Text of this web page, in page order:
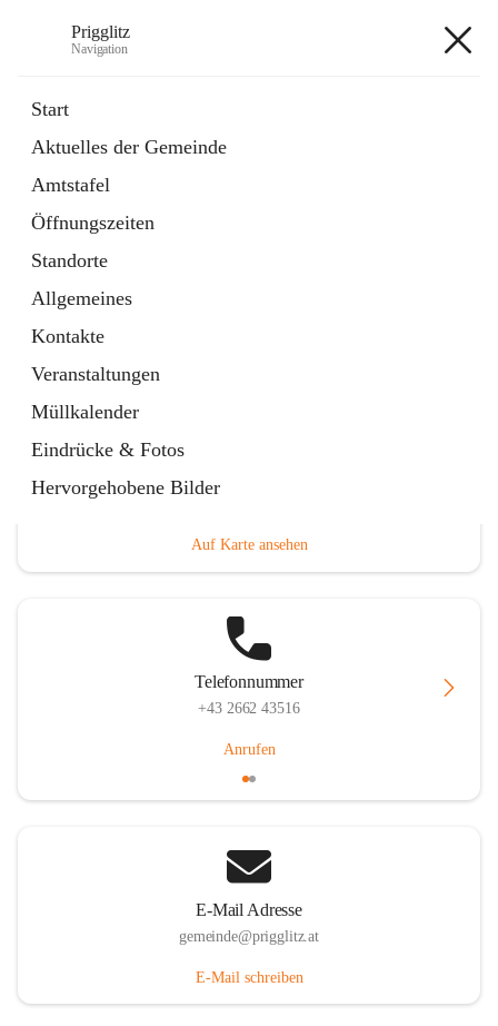
Prigglitz
Navigation
Start
Aktuelles der Gemeinde
Amtstafel
Öffnungszeiten
Standorte
Allgemeines
Kontakte
Veranstaltungen
Müllkalender
Eindrücke & Fotos
Hervorgehobene Bilder
Externe Webseite
in
Tab
Gemeindezeitung
Ordner
öffnet
in
neuem
Tab
Hauptadresse
Auf Karte ansehen
Telefonnummer
+43 2662 43516
Anrufen
E-Mail Adresse
gemeinde@prigglitz.at
E-Mail schreiben